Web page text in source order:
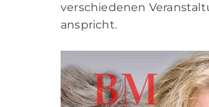
verschiedenen
anspricht.